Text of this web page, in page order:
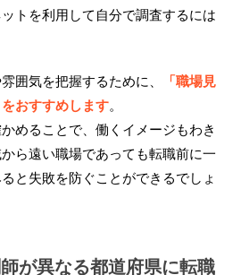
トを利用して自分で調査するには
囲気を把握するために、
「職場見
おすすめします。
めることで、働くイメージもわき
ら遠い職場であっても転職前に一
と失敗を防ぐことができるでしょ
師が異なる都道府県に転職